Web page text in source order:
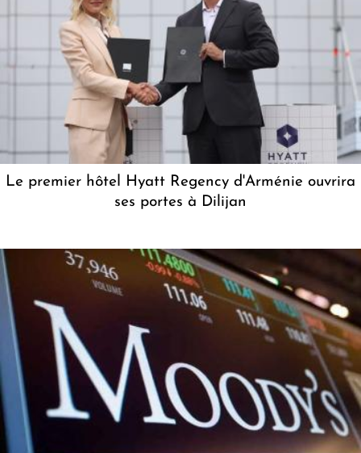
Le premier hôtel Hyatt Regency d'Arménie ouvrira
ses portes à Dilijan